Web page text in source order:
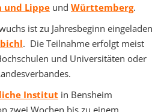
und Lippe und Württemberg.
ist zu Jahresbeginn eingeladen
. Die Teilnahme erfolgt meist
und Universitäten oder
Institut in Bensheim